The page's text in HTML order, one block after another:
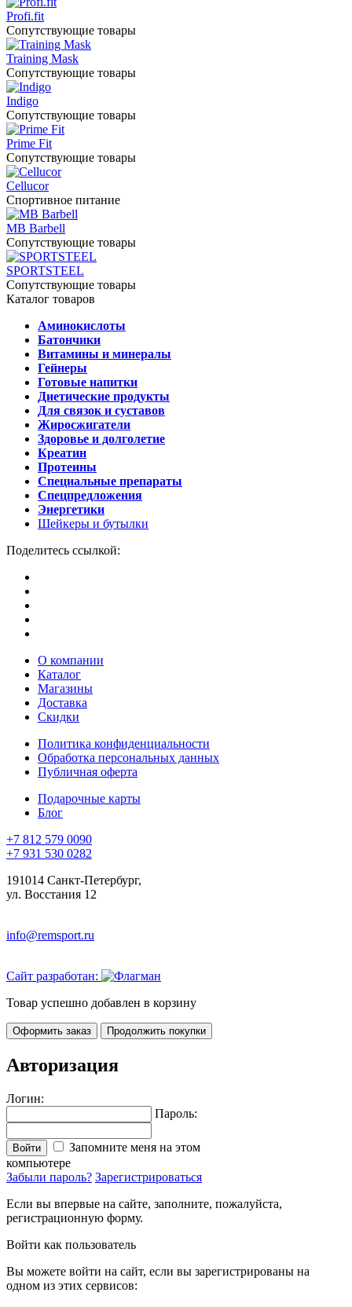
Profi.fit
Сопутствующие товары
Training Mask
Сопутствующие товары
Indigo
Сопутствующие товары
Prime Fit
Сопутствующие товары
Cellucor
Спортивное питание
MB Barbell
Сопутствующие товары
SPORTSTEEL
Сопутствующие товары
Каталог товаров
Аминокислоты
Батончики
Витамины и минералы
Гейнеры
Готовые напитки
Диетические продукты
Для связок и суставов
Жиросжигатели
Здоровье и долголетие
Креатин
Протеины
Специальные препараты
Спецпредложения
Энергетики
Шейкеры и бутылки
Поделитесь ссылкой:
О компании
Каталог
Магазины
Доставка
Скидки
Политика конфиденциальности
Обработка персональных данных
Публичная оферта
Подарочные карты
Блог
+7 812 579 0090
+7 931 530 0282
191014 Санкт-Петербург,
ул. Восстания 12
info@remsport.ru
Сайт разработан:
Товар успешно добавлен в корзину
Оформить заказ Продолжить покупки
Авторизация
Логин:
Пароль:
Войти
Запомните меня на этом
компьютере
Забыли пароль? Зарегистрироваться
Если вы впервые на сайте, заполните, пожалуйста,
регистрационную форму.
Войти как пользователь
Вы можете войти на сайт, если вы зарегистрированы на
одном из этих сервисов: